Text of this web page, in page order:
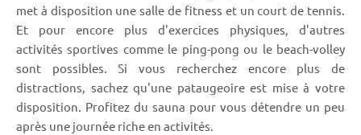
met à disposition une salle de fitness et un court de tennis.
Et pour encore plus d'exercices physiques, d'autres
activités sportives comme le ping-pong ou le beach-volley
sont possibles. Si vous recherchez encore plus de
distractions, sachez qu'une pataugeoire est mise à votre
disposition. Profitez du sauna pour vous détendre un peu
après une journée riche en activités.